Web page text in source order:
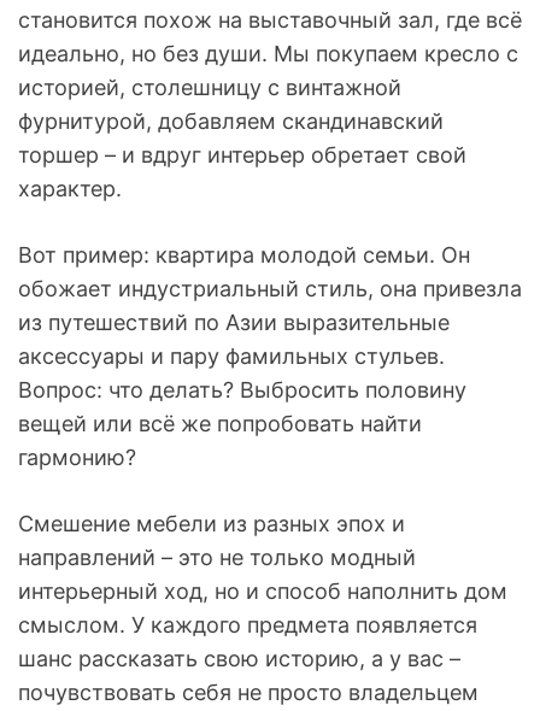
становится похож на выставочный зал, где всё
идеально, но без души. Мы покупаем кресло с
историей, столешницу с винтажной
фурнитурой, добавляем скандинавский
торшер – и вдруг интерьер обретает свой
характер.
Вот пример: квартира молодой семьи. Он
обожает индустриальный стиль, она привезла
из путешествий по Азии выразительные
аксессуары и пару фамильных стульев.
Вопрос: что делать? Выбросить половину
вещей или всё же попробовать найти
гармонию?
Смешение мебели из разных эпох и
направлений – это не только модный
интерьерный ход, но и способ наполнить дом
смыслом. У каждого предмета появляется
шанс рассказать свою историю, а у вас –
почувствовать себя не просто владельцем